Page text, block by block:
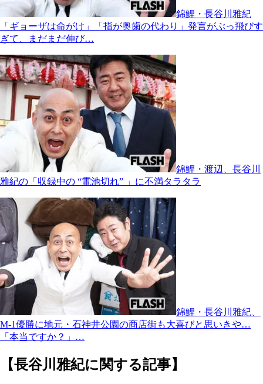
錦鯉・長谷川雅紀
「ギョーザは命がけ」「指が奥歯の代わり」発言がぶっ飛びす
ぎて、まだまだ伸び…
錦鯉・渡辺、長谷川
雅紀の「収録中の “電池切れ” 」に不満タラタラ
錦鯉・長谷川雅紀、
M-1優勝に地元・石神井公園の商店街も大喜びと思いきや…
「本当ですか？」…
【長谷川雅紀に関する記事】